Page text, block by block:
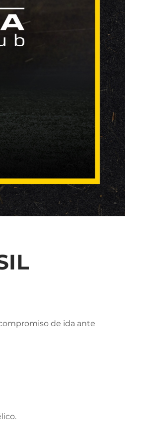
de ida ante